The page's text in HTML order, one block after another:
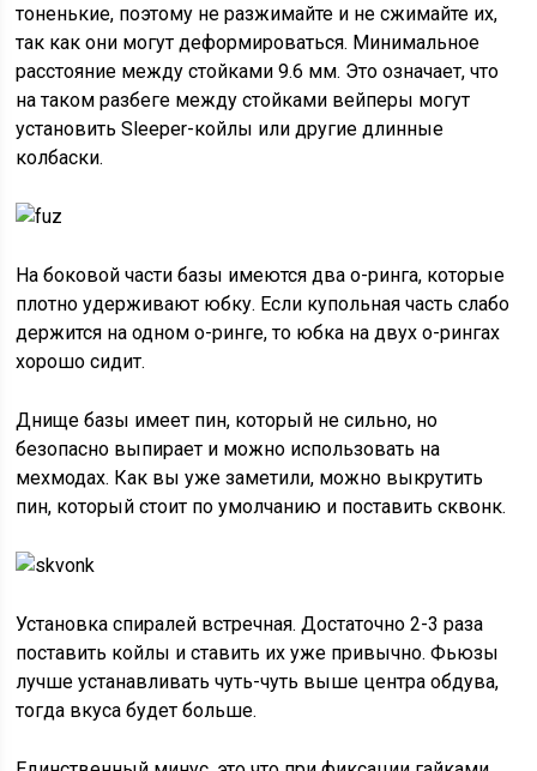
тоненькие, поэтому не разжимайте и не сжимайте их,
так как они могут деформироваться. Минимальное
расстояние между стойками 9.6 мм. Это означает, что
на таком разбеге между стойками вейперы могут
установить Sleeper-койлы или другие длинные
колбаски.
На боковой части базы имеются два о-ринга, которые
плотно удерживают юбку. Если купольная часть слабо
держится на одном о-ринге, то юбка на двух о-рингах
хорошо сидит.
Днище базы имеет пин, который не сильно, но
безопасно выпирает и можно использовать на
мехмодах. Как вы уже заметили, можно выкрутить
пин, который стоит по умолчанию и поставить сквонк.
Установка спиралей встречная. Достаточно 2-3 раза
поставить койлы и ставить их уже привычно. Фьюзы
лучше устанавливать чуть-чуть выше центра обдува,
тогда вкуса будет больше.